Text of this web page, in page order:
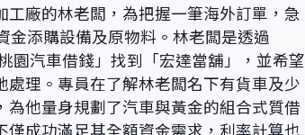
工廠的林老闆，為把握一筆海外訂單，急
金添購設備及原物料。林老闆是透過
園汽車借錢」找到「宏達當舖」，並希望
處理。專員在了解林老闆名下有貨車及少
為他量身規劃了汽車與黃金的組合式質借
僅成功滿足其全額資金需求，利率計算也